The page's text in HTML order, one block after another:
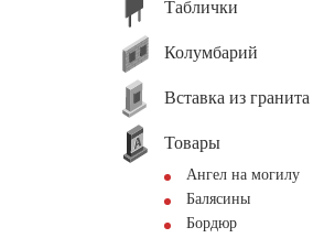
Таблички
Колумбарий
Вставка из гранита
Товары
Ангел на могилу
Балясины
Бордюр